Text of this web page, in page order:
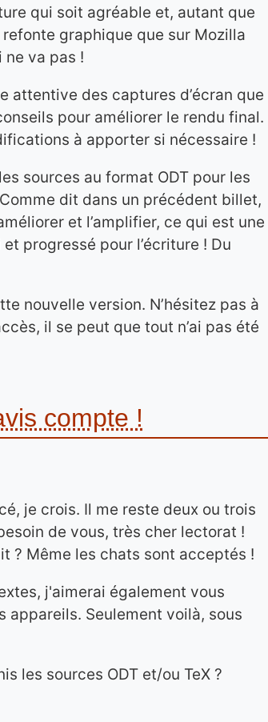
qui soit agréable et, autant que
graphique que sur Mozilla
ne va pas !
attentive des captures d’écran que
pour améliorer le rendu final.
à apporter si nécessaire !
sources au format ODT pour les
dit dans un précédent billet,
et l’amplifier, ce qui est une
progressé pour l’écriture ! Du
nouvelle version. N’hésitez pas à
il se peut que tout n’ai pas été
compte !
je crois. Il me reste deux ou trois
de vous, très cher lectorat !
? Même les chats sont acceptés !
j'aimerai également vous
Seulement voilà, sous
les sources ODT et/ou TeX ?